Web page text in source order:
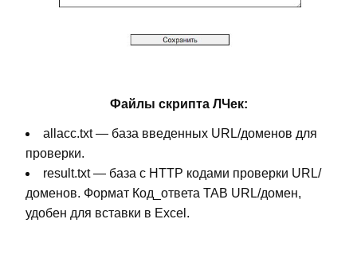
Файлы скрипта ЛЧек:
allacc.txt — база введенных URL/доменов для
проверки.
result.txt — база с HTTP кодами проверки URL/
доменов. Формат Код_ответа TAB URL/домен,
удобен для вставки в Exсel.